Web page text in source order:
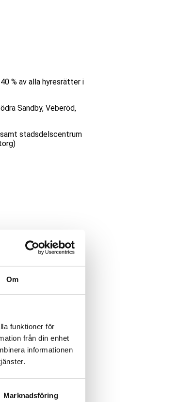
Om
funktioner för
från din enhet
informationen
Marknadsföring
% av alla hyresrätter i
Sandby, Veberöd,
stadsdelscentrum